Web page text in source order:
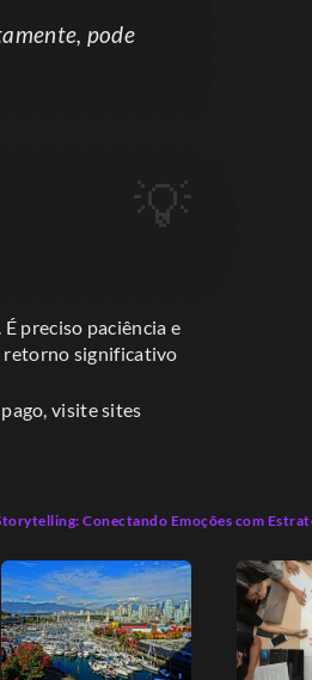
pode
preciso paciência e
retorno significativo
visite sites
Conectando Emoções com